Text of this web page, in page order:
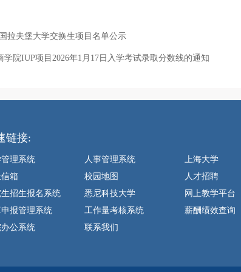
拉夫堡大学交换生项目名单公示
院IUP项目2026年1月17日入学考试录取分数线的通知
链接:
理系统 人事管理系统
上海大学
信箱
校园地图
人才招聘
招生报名系统
悉尼科技大学
网上教学平台
报管理系统
工作量考核系统
薪酬绩效查询
公系统
联系我们